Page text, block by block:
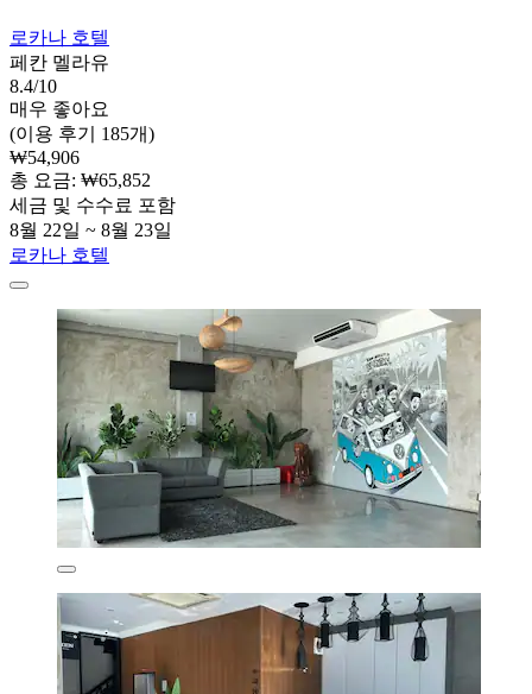
로카나 호텔
페칸 멜라유
8.4/10
매우 좋아요
(이용 후기 185개)
₩54,906
총 요금: ₩65,852
세금 및 수수료 포함
8월 22일 ~ 8월 23일
로카나 호텔